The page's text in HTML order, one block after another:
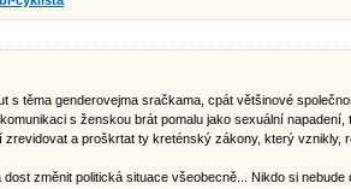
s těma genderovejma sračkama, cpát většinové
s ženskou brát pomalu jako sexuální
a proškrtat ty kreténský zákony, který vznikly,
změnit politická situace všeobecně... Nikdo si nebude